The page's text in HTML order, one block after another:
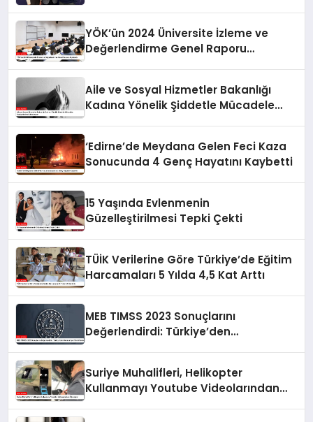
YÖK’ün 2024 Üniversite İzleme ve
Değerlendirme Genel Raporu
Aile ve Sosyal Hizmetler Bakanlığı
Kadına Yönelik Şiddetle Mücadele
‘Edirne’de Meydana Gelen Feci Kaza
Sonucunda 4 Genç Hayatını Kaybetti
15 Yaşında Evlenmenin
Güzelleştirilmesi Tepki Çekti
TÜİK Verilerine Göre Türkiye’de Eğitim
Harcamaları 5 Yılda 4,5 Kat Arttı
MEB TIMSS 2023 Sonuçlarını
Değerlendirdi: Türkiye’den
Suriye Muhalifleri, Helikopter
Kullanmayı Youtube Videolarından